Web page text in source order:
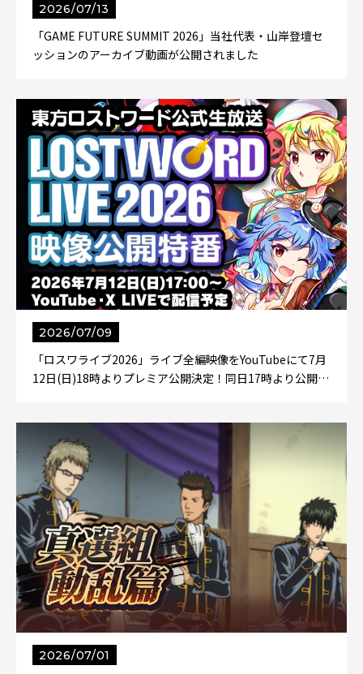
2026/07/13
「GAME FUTURE SUMMIT 2026」当社代表・山岸登壇セ
ッションのアーカイブ動画が公開されました
2026/07/09
「ロスワライブ2026」ライブ全編映像をYouTubeにて7月
12日(日)18時よりプレミア公開決定！同日17時より公開…
2026/07/01